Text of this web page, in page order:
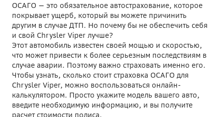
ОСАГО — это обязательное автострахование, которое
покрывает ущерб, который вы можете причинить
другим в случае ДТП. Но почему бы не обеспечить себя
и свой Chrysler Viper лучше?
Этот автомобиль известен своей мощью и скоростью,
что может привести к более серьезным последствиям в
случае аварии. Поэтому важно страховать именно его.
Чтобы узнать, сколько стоит страховка ОСАГО для
Chrysler Viper, можно воспользоваться онлайн-
калькулятором. Просто укажите модель вашего авто,
введите необходимую информацию, и вы получите
расчет стоимости полиса.